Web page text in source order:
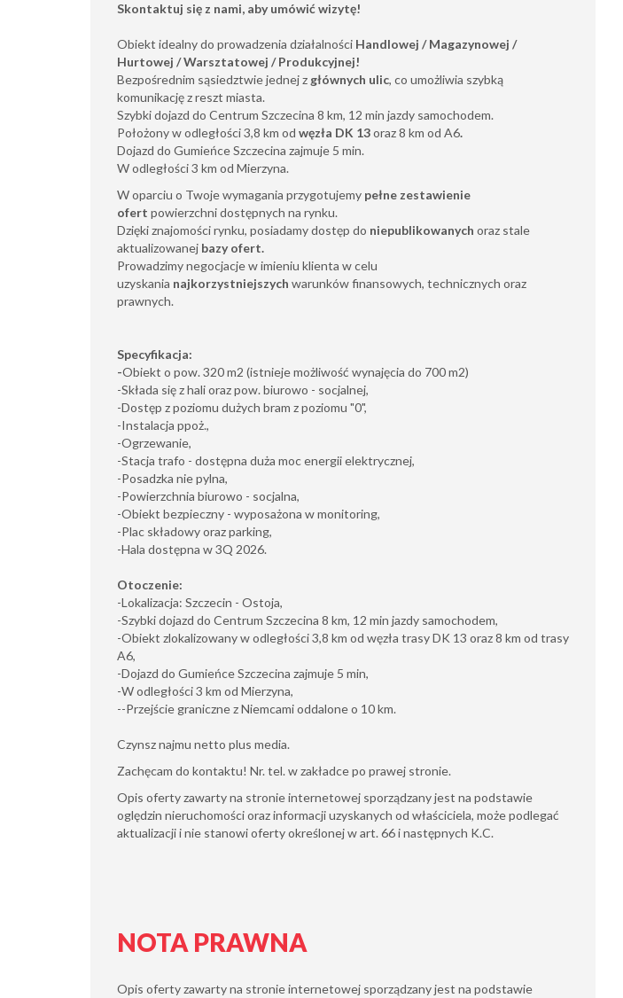
Skontaktuj się z nami, aby umówić wizytę!
Obiekt idealny do prowadzenia działalności Handlowej / Magazynowej /
Hurtowej / Warsztatowej / Produkcyjnej!
Bezpośrednim sąsiedztwie jednej z głównych ulic, co umożliwia szybką
komunikację z reszt miasta.
Szybki dojazd do Centrum Szczecina 8 km, 12 min jazdy samochodem.
Położony w odległości 3,8 km od węzła DK 13oraz 8 km od A6.
Dojazd do Gumieńce Szczecina zajmuje 5 min.
W odległości 3 km od Mierzyna.
W oparciu o Twoje wymagania przygotujemy pełne zestawienie
ofert powierzchni dostępnych na rynku.
Dzięki znajomości rynku, posiadamy dostęp do niepublikowanych oraz stale
aktualizowanej bazy ofert.
Prowadzimy negocjacje w imieniu klienta w celu
uzyskania najkorzystniejszych warunków finansowych, technicznych oraz
prawnych.
Specyfikacja:
-Obiekt o pow. 320 m2 (istnieje możliwość wynajęcia do 700 m2)
-Składa się z hali oraz pow. biurowo - socjalnej,
-Dostęp z poziomu dużych bram z poziomu "0",
-Instalacja ppoż.,
-Ogrzewanie,
-Stacja trafo - dostępna duża moc energii elektrycznej,
-Posadzka nie pylna,
-Powierzchnia biurowo - socjalna,
-Obiekt bezpieczny - wyposażona w monitoring,
-Plac składowy oraz parking,
-Hala dostępna w 3Q 2026.
Otoczenie:
-Lokalizacja: Szczecin - Ostoja,
-Szybki dojazd do Centrum Szczecina 8 km, 12 min jazdy samochodem,
-Obiekt zlokalizowany w odległości 3,8 km od węzła trasy DK 13 oraz 8 km od trasy
A6,
-Dojazd do Gumieńce Szczecina zajmuje 5 min,
-W odległości 3 km od Mierzyna,
--Przejście graniczne z Niemcami oddalone o 10 km.
Czynsz najmu netto plus media.
Zachęcam do kontaktu! Nr. tel. w zakładce po prawej stronie.
Opis oferty zawarty na stronie internetowej sporządzany jest na podstawie
oględzin nieruchomości oraz informacji uzyskanych od właściciela, może podlegać
aktualizacji i nie stanowi oferty określonej w art. 66 i następnych K.C.
NOTA PRAWNA
Opis oferty zawarty na stronie internetowej sporządzany jest na podstawie